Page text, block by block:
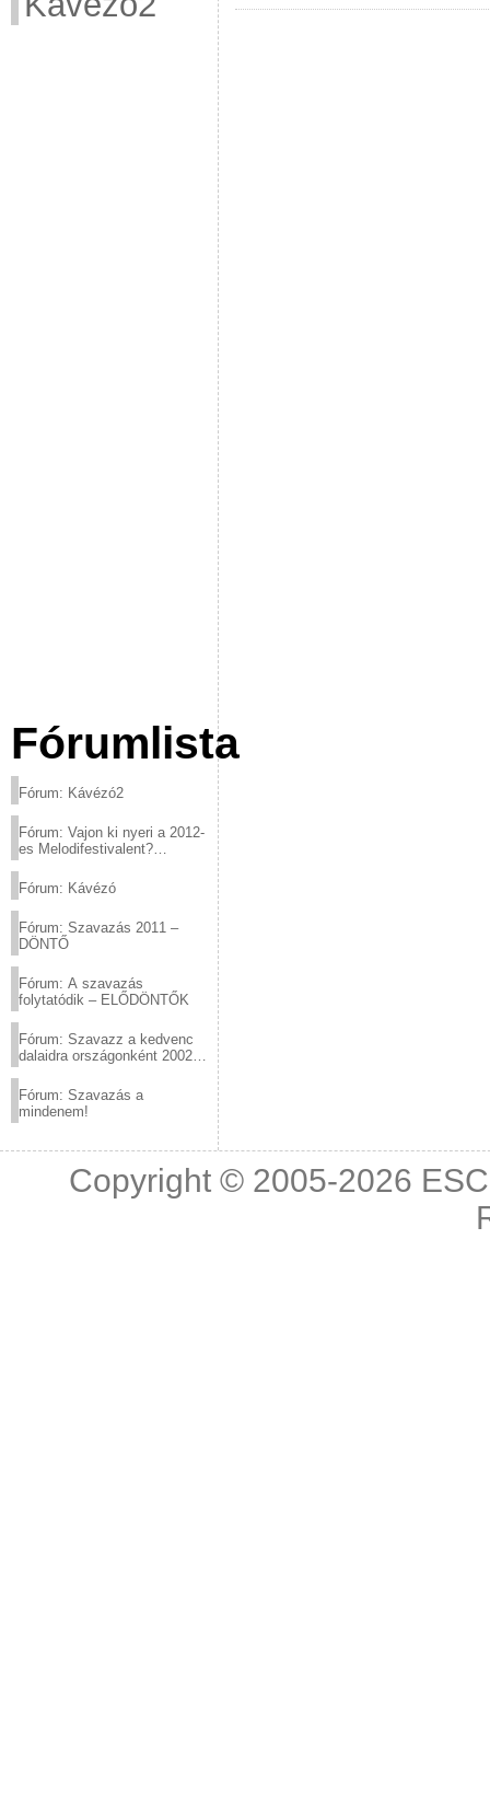
Fórumlista
Fórum: Kávézó2
Fórum: Vajon ki nyeri a 2012-
es Melodifestivalent?
Fórum: Kávézó
Fórum: Szavazás 2011 –
DÖNTŐ
Fórum: A szavazás
folytatódik – ELŐDÖNTŐK
Fórum: Szavazz a kedvenc
dalaidra országonként 2002
Fórum: Szavazás a
mindenem!
Copyright © 2005-2026